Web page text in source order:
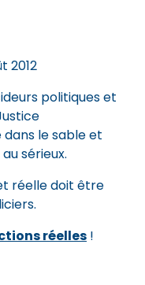
2012
politiques et
le sable et
sérieux.
réelle doit être
réelles !